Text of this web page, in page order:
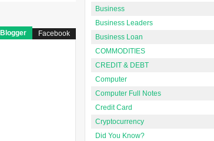
Blogger Facebook
Business
Business Leaders
Business Loan
COMMODITIES
CREDIT & DEBT
Computer
Computer Full Notes
Credit Card
Cryptocurrency
Did You Know?